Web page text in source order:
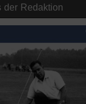
Redaktion